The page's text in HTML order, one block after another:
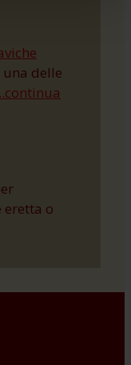
una delle
eretta o